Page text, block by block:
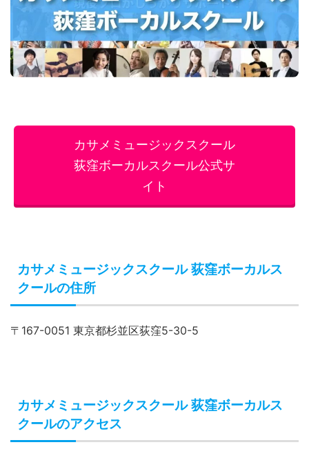
カサメミュージックスクール
荻窪ボーカルスクール公式サ
イト
カサメミュージックスクール 荻窪ボーカルス
クールの住所
〒167-0051 東京都杉並区荻窪5-30-5
カサメミュージックスクール 荻窪ボーカルス
クールのアクセス